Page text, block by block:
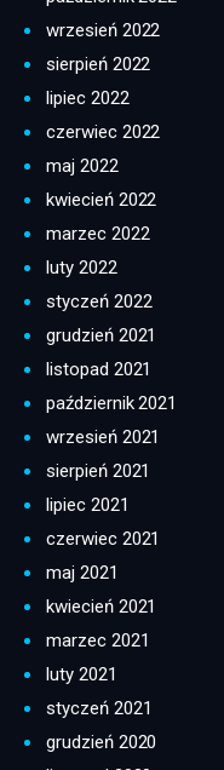
wrzesień 2022
sierpień 2022
lipiec 2022
czerwiec 2022
maj 2022
kwiecień 2022
marzec 2022
luty 2022
styczeń 2022
grudzień 2021
listopad 2021
październik 2021
wrzesień 2021
sierpień 2021
lipiec 2021
czerwiec 2021
maj 2021
kwiecień 2021
marzec 2021
luty 2021
styczeń 2021
grudzień 2020